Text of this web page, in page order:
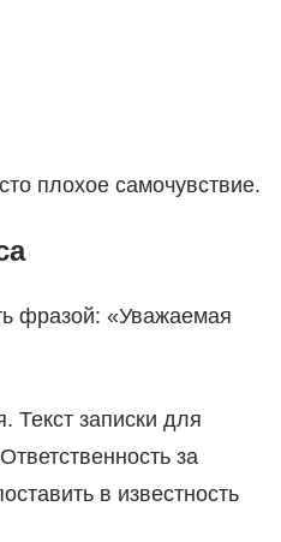
плохое самочувствие.
фразой: «Уважаемая
Текст записки для
за
в известность